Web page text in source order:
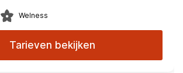
Welness
Tarieven bekijken